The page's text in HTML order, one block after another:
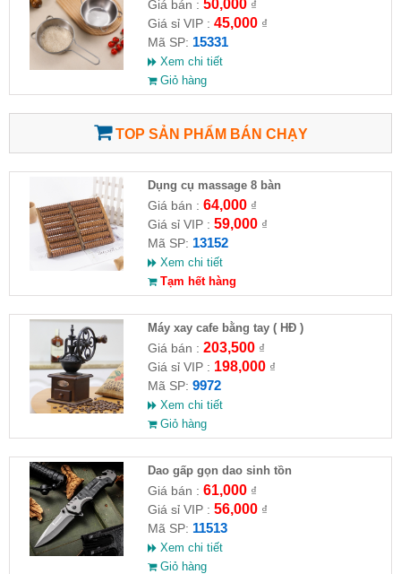
Giá bán : 50,000₫
Giá sỉ VIP : 45,000₫
Mã SP: 15331
Xem chi tiết
Giỏ hàng
TOP SẢN PHẨM BÁN CHẠY
Dụng cụ massage 8 bàn
Giá bán : 64,000₫
Giá sỉ VIP : 59,000₫
Mã SP: 13152
Xem chi tiết
Tạm hết hàng
Máy xay cafe bằng tay ( HĐ )
Giá bán : 203,500₫
Giá sỉ VIP : 198,000₫
Mã SP: 9972
Xem chi tiết
Giỏ hàng
Dao gấp gọn dao sinh tồn
Giá bán : 61,000₫
Giá sỉ VIP : 56,000₫
Mã SP: 11513
Xem chi tiết
Giỏ hàng